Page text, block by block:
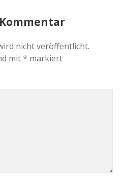
nicht veröffentlicht.
mit* markiert